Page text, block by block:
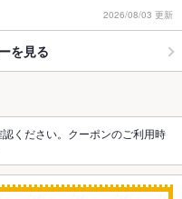
2026/08/03 更新
を見る
ください。クーポンのご利用時